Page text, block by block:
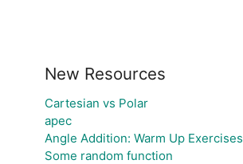
New Resources
Cartesian vs Polar
apec
Angle Addition: Warm Up Exercises
Some random function